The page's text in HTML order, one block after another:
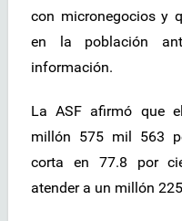
con micronegocios y
en la población
información.
La ASF afirmó que
millón 575 mil 563
corta en 77.8 por
atender a un millón